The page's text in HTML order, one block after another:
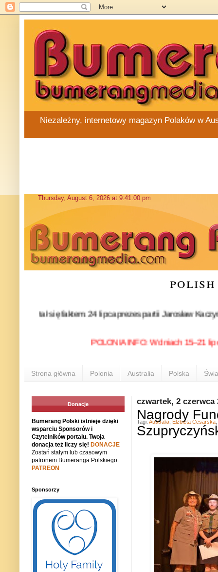
Niezależny, internetowy magazyn Polaków w
stał się faktem. 24 lipca prezes partii Jarosław
POLONIA INFO: W dniach 15–21
Strona główna Polonia Australia Polska
czwartek, 2 czerwca
Nagrody
Tagi: Australia Elżbieta Cesarska
Donacje
Bumerang Polski istnieje dzięki
wsparciu Sponsorów i
Czytelników portalu. Twoja
donacja też liczy się! DONACJE
Zostań stałym lub czasowym
patronem Bumeranga Polskiego:
PATREON
Sponsorzy